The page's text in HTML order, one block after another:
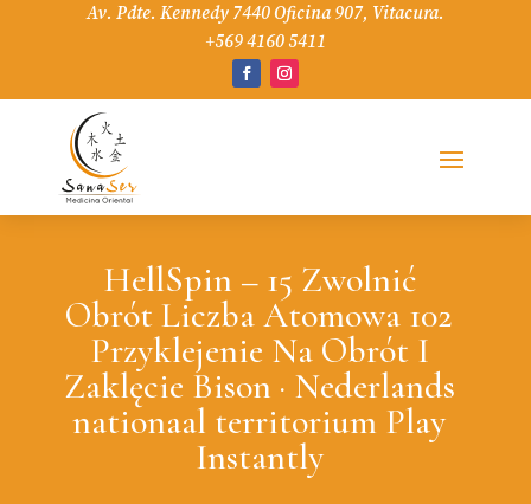
Av. Pdte. Kennedy 7440 Oficina 907, Vitacura.
+569 4160 5411
HellSpin – 15 Zwolnić
Obrót Liczba Atomowa 102
Przyklejenie Na Obrót I
Zaklęcie Bison · Nederlands
nationaal territorium Play
Instantly